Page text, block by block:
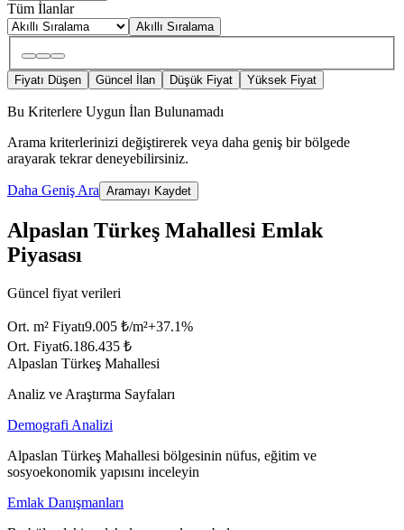
Tüm İlanlar
Akıllı Sıralama
Fiyatı Düşen Güncel İlan Düşük Fiyat Yüksek Fiyat
Bu Kriterlere Uygun İlan Bulunamadı
Arama kriterlerinizi değiştirerek veya daha geniş bir bölgede
arayarak tekrar deneyebilirsiniz.
Daha Geniş Ara Aramayı Kaydet
Alpaslan Türkeş Mahallesi Emlak
Piyasası
Güncel fiyat verileri
Ort. m² Fiyatı9.005 ₺/m²+37.1%
Ort. Fiyat6.186.435 ₺
Alpaslan Türkeş Mahallesi
Analiz ve Araştırma Sayfaları
Demografi Analizi
Alpaslan Türkeş Mahallesi bölgesinin nüfus, eğitim ve
sosyoekonomik yapısını inceleyin
Emlak Danışmanları